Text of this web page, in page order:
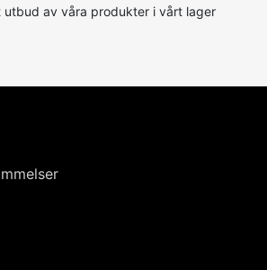
utbud av våra produkter i vårt lager